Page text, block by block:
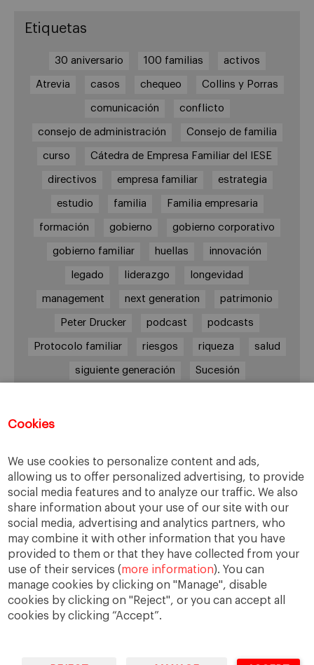
Cookies
We use cookies to personalize content and ads,
allowing us to offer personalized advertising, to provide
social media features and to analyze our traffic. We also
share information about your use of our site with our
social media, advertising and analytics partners, who
may combine it with other information that you have
provided to them or that they have collected from your
use of their services (more information). You can
manage cookies by clicking on "Manage", disable
cookies by clicking on "Reject", or you can accept all
cookies by clicking “Accept”.
Etiquetas
30 aniversario 100 familias activos
Atrevia casos chequeo Collins y Porras
comunicación conflicto
consejo de administración Consejo de familia
curso Cátedra de Empresa Familiar del IESE
directivos empresa familiar estrategia
estudio familia Familia empresaria
formación gobierno gobierno corporativo
gobierno familiar huellas innovación
legado liderazgo longevidad
management next generation patrimonio
Peter Drucker podcast podcasts
Protocolo familiar riesgos riqueza salud
siguiente generación Sucesión
Enlaces
Cátedra de Empresa Familiar
IESE Insight